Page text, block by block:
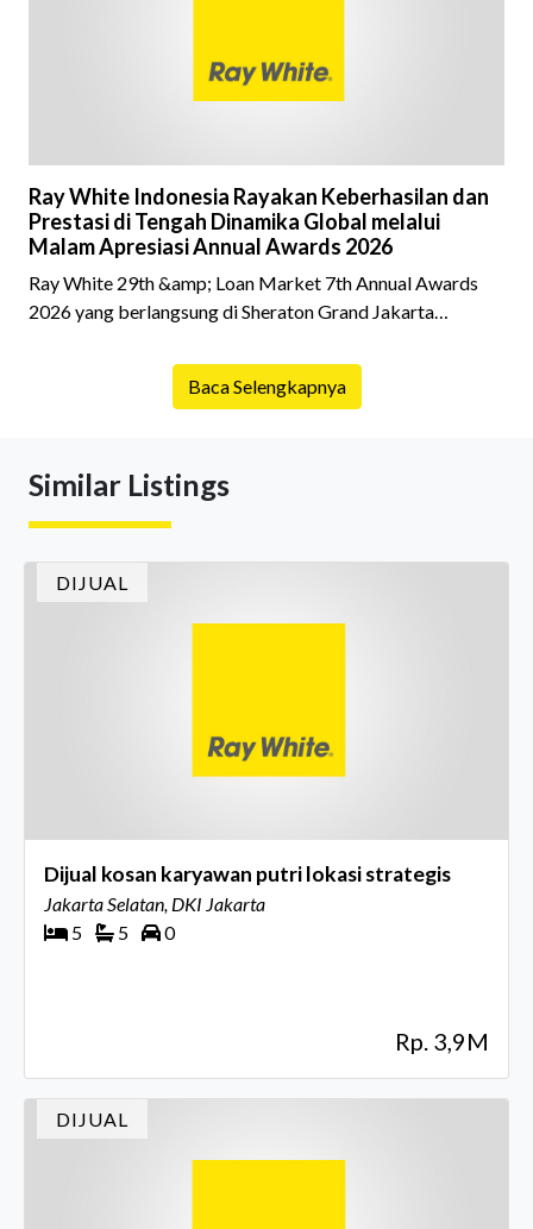
Ray White Indonesia Rayakan Keberhasilan dan
Prestasi di Tengah Dinamika Global melalui
Malam Apresiasi Annual Awards 2026
Ray White 29th &amp; Loan Market 7th Annual Awards
2026 yang berlangsung di Sheraton Grand Jakarta
istimewa bagi para pelaku industri properti dan keuangan.
Lebih dari 400 marketing executives dan principals
menghidupkan suasana, acara ini dihadiri oleh Country
Baca Selengkapnya
Similar Listings
DIJUAL
Dijual kosan karyawan putri lokasi strategis
Jakarta Selatan, DKI Jakarta
5
5 0
Rp. 3,9M
DIJUAL